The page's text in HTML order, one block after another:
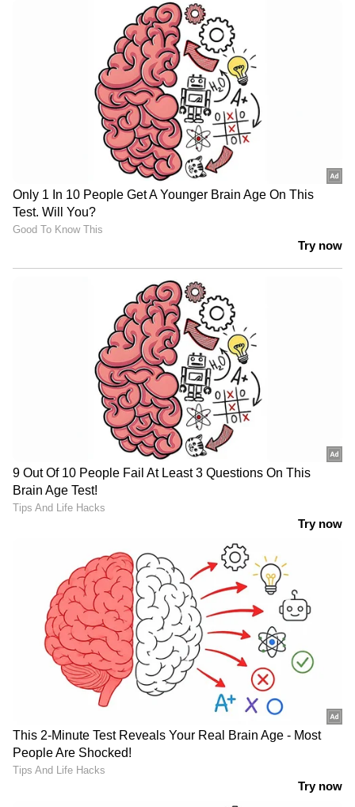
അയോഗ്യയാക്കിയതില്‍ പ്രതികരിച്ച് പി ടി
പിന്നീല് ലങ്ക തകര്‍ച്ച നേരിട്ടു. ചരിത് അസലങ്ക
(10), സധീര സമരവിക്രമ (0), ജനിത് ലിയാങ്കെ (8),
ദുനിത് വെല്ലാലഗെ (2) എന്നിവര്‍ക്കൊന്നും
പിടിച്ചിനില്‍ക്കാനായില്ല. കമിന്ദു മെന്‍ഡിസിനെ
(23) കൂട്ടുപിടിച്ച് കുശാല്‍ നടത്തിയ
പോരാട്ടമാണ് പൊരുതാവുന്ന സ്‌കോറിലേക്ക്
നയിച്ചത്. 49-ാം ഓവറില്‍ കുശാല്‍ വീണു.
പുറത്താവാതെ നിന്നു. ഇന്ത്യക്ക് വേണ്ടി റിയാന്‍
പരാഗ് മൂന്ന് വിക്കറ്റ് വീഴ്ത്തി. മുഹമ്മദ് സിറാജ്,
അക്‌സര്‍ പട്ടേല്‍, കുല്‍ദീപ് യാദവ് എന്നിവര്‍
ഓരോ വിക്കറ്റ് വീതം വീഴ്ത്തി.